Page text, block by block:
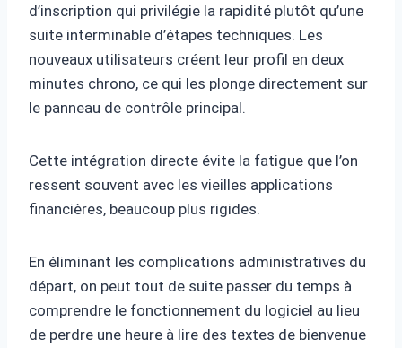
d’inscription qui privilégie la rapidité plutôt qu’une
suite interminable d’étapes techniques. Les
nouveaux utilisateurs créent leur profil en deux
minutes chrono, ce qui les plonge directement sur
le panneau de contrôle principal.
Cette intégration directe évite la fatigue que l’on
ressent souvent avec les vieilles applications
financières, beaucoup plus rigides.
En éliminant les complications administratives du
départ, on peut tout de suite passer du temps à
comprendre le fonctionnement du logiciel au lieu
de perdre une heure à lire des textes de bienvenue